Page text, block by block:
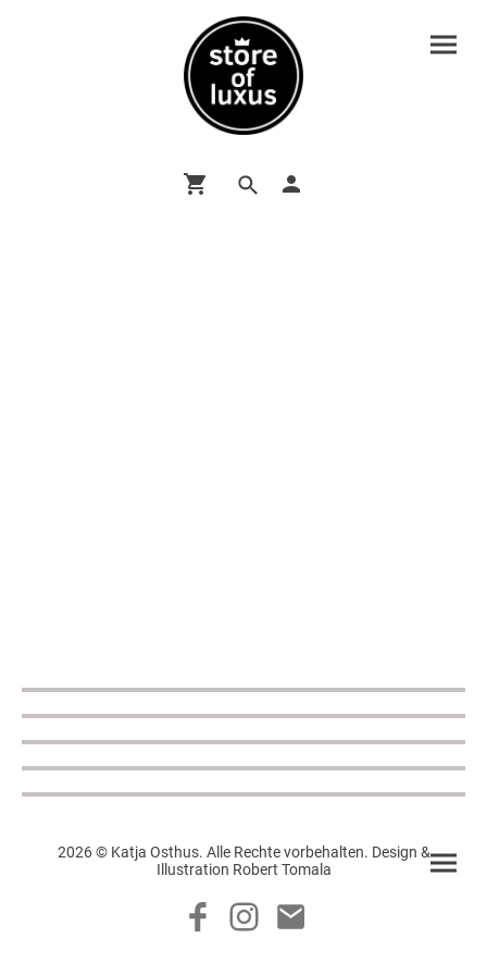
2026 © Katja Osthus. Alle Rechte vorbehalten. Design &
Illustration Robert Tomala